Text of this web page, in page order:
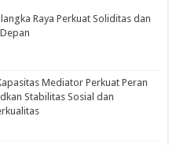
Raya Perkuat Soliditas dan
Mediator Perkuat Peran
Stabilitas Sosial dan